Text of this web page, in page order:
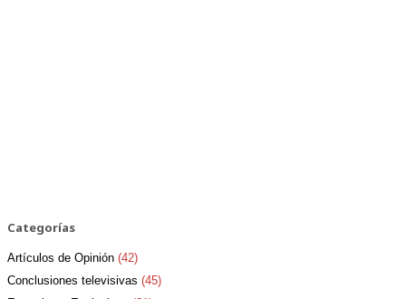
Categorías
Artículos de Opinión (42)
Conclusiones televisivas (45)